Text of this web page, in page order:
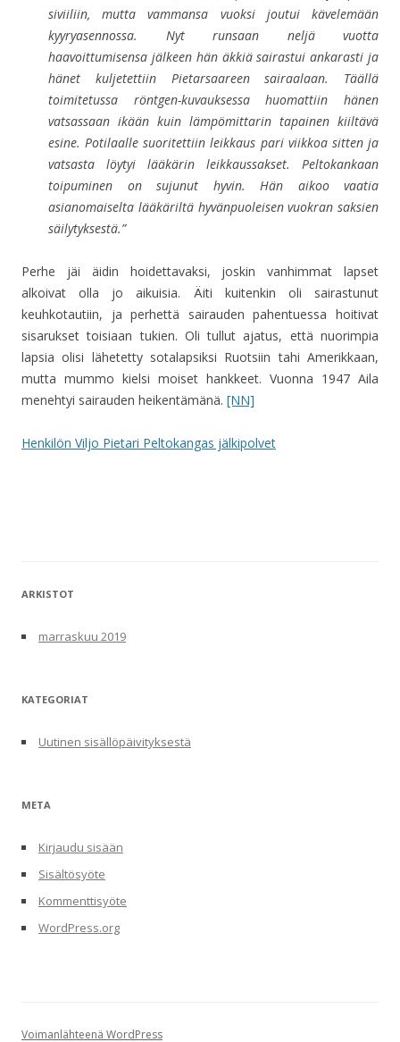
siviiliin, mutta vammansa vuoksi joutui kävelemään
kyyryasennossa. Nyt runsaan neljä vuotta
haavoittumisensa jälkeen hän äkkiä sairastui ankarasti ja
hänet kuljetettiin Pietarsaareen sairaalaan. Täällä
toimitetussa röntgen-kuvauksessa huomattiin hänen
vatsassaan ikään kuin lämpömittarin tapainen kiiltävä
esine. Potilaalle suoritettiin leikkaus pari viikkoa sitten ja
vatsasta löytyi lääkärin leikkaussakset. Peltokankaan
toipuminen on sujunut hyvin. Hän aikoo vaatia
asianomaiselta lääkäriltä hyvänpuoleisen vuokran saksien
säilytyksestä.”
Perhe jäi äidin hoidettavaksi, joskin vanhimmat lapset
alkoivat olla jo aikuisia. Äiti kuitenkin oli sairastunut
keuhkotautiin, ja perhettä sairauden pahentuessa hoitivat
sisarukset toisiaan tukien. Oli tullut ajatus, että nuorimpia
lapsia olisi lähetetty sotalapsiksi Ruotsiin tahi Amerikkaan,
mutta mummo kielsi moiset hankkeet. Vuonna 1947 Aila
menehtyi sairauden heikentämänä. [NN]
Henkilön Viljo Pietari Peltokangas jälkipolvet
ARKISTOT
marraskuu 2019
KATEGORIAT
Uutinen sisällöpäivityksestä
META
Kirjaudu sisään
Sisältösyöte
Kommenttisyöte
WordPress.org
Voimanlähteenä WordPress